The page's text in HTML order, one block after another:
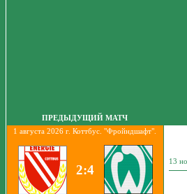
ПРЕДЫДУЩИЙ МАТЧ
1 августа 2026 г. Коттбус. "Фройндшафт".
2:4
13